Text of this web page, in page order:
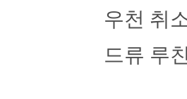
우천 취
드류 루